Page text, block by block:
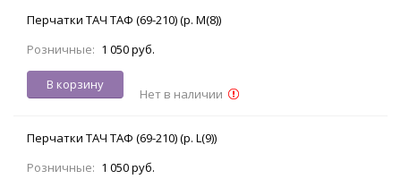
Перчатки ТАЧ ТАФ (69-210) (р. M(8))
Розничные: 1 050 руб.
В корзину
Нет в наличии
Перчатки ТАЧ ТАФ (69-210) (р. L(9))
Розничные: 1 050 руб.